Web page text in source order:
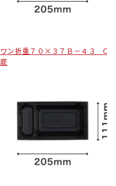
ワン折重７０×３７Ｂ－４３ CR
底